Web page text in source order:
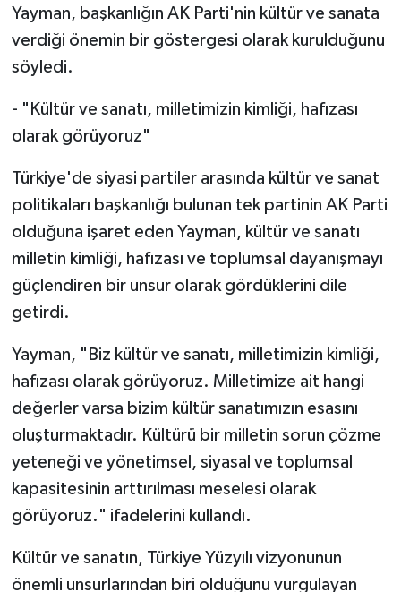
Yayman, başkanlığın AK Parti'nin kültür ve sanata
verdiği önemin bir göstergesi olarak kurulduğunu
söyledi.
- "Kültür ve sanatı, milletimizin kimliği, hafızası
olarak görüyoruz"
Türkiye'de siyasi partiler arasında kültür ve sanat
politikaları başkanlığı bulunan tek partinin AK Parti
olduğuna işaret eden Yayman, kültür ve sanatı
milletin kimliği, hafızası ve toplumsal dayanışmayı
güçlendiren bir unsur olarak gördüklerini dile
getirdi.
Yayman, "Biz kültür ve sanatı, milletimizin kimliği,
hafızası olarak görüyoruz. Milletimize ait hangi
değerler varsa bizim kültür sanatımızın esasını
oluşturmaktadır. Kültürü bir milletin sorun çözme
yeteneği ve yönetimsel, siyasal ve toplumsal
kapasitesinin arttırılması meselesi olarak
görüyoruz." ifadelerini kullandı.
Kültür ve sanatın, Türkiye Yüzyılı vizyonunun
önemli unsurlarından biri olduğunu vurgulayan